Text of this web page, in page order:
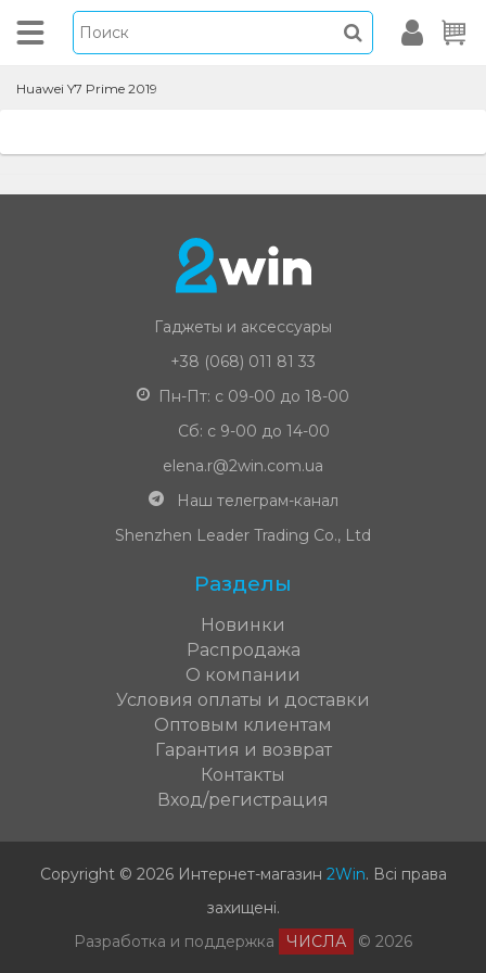
Huawei Y7 Prime 2019
Гаджеты и аксессуары
+38 (068) 011 81 33
Пн-Пт: с 09-00 до 18-00
Сб: с 9-00 до 14-00
elena.r@2win.com.ua
Наш телеграм-канал
Shenzhen Leader Trading Co., Ltd
Разделы
Новинки
Распродажа
О компании
Условия оплаты и доставки
Оптовым клиентам
Гарантия и возврат
Контакты
Вход/регистрация
Copyright © 2026 Интернет-магазин 2Win. Всі права
захищені.
Разработка и поддержка
ЧИСЛА © 2026